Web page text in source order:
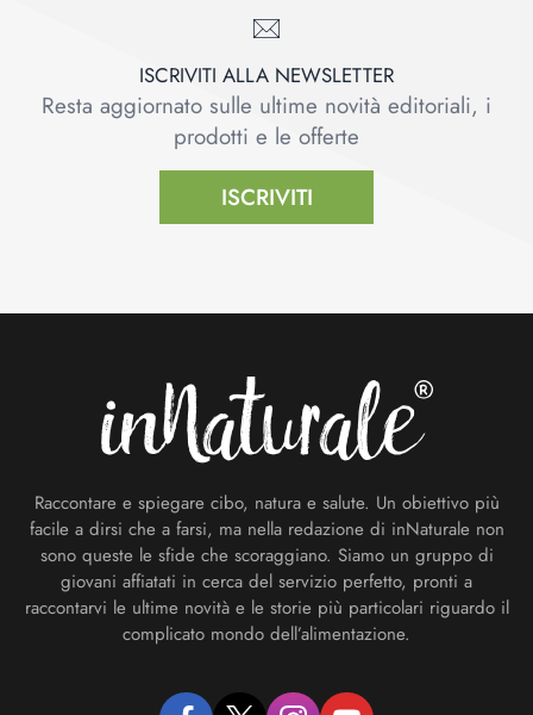
ISCRIVITI ALLA NEWSLETTER
Resta aggiornato sulle ultime novità editoriali, i
prodotti e le offerte
ISCRIVITI
Raccontare e spiegare cibo, natura e salute. Un obiettivo più
facile a dirsi che a farsi, ma nella redazione di inNaturale non
sono queste le sfide che scoraggiano. Siamo un gruppo di
giovani affiatati in cerca del servizio perfetto, pronti a
raccontarvi le ultime novità e le storie più particolari riguardo il
complicato mondo dell’alimentazione.